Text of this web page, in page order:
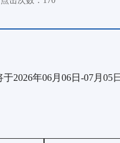
2026年06月06日-07月